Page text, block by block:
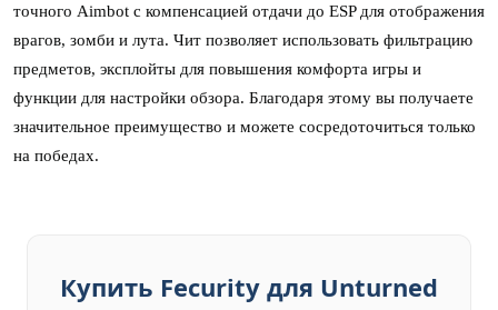
точного Aimbot с компенсацией отдачи до ESP для отображения
врагов, зомби и лута. Чит позволяет использовать фильтрацию
предметов, эксплойты для повышения комфорта игры и
функции для настройки обзора. Благодаря этому вы получаете
значительное преимущество и можете сосредоточиться только
на победах.
Купить Fecurity для Unturned